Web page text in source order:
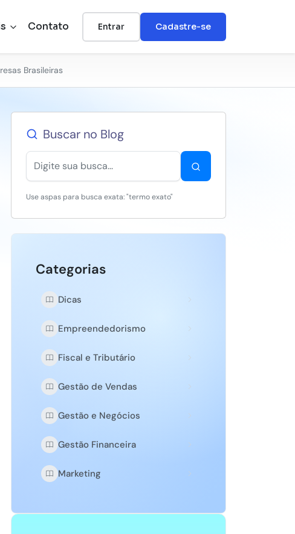
Contato Entrar Cadastre-se
Brasileiras
Buscar no Blog
Use aspas para busca exata: "termo exato"
Categorias
Dicas
Empreendedorismo
Fiscal e Tributário
Gestão de Vendas
Gestão e Negócios
Gestão Financeira
Marketing